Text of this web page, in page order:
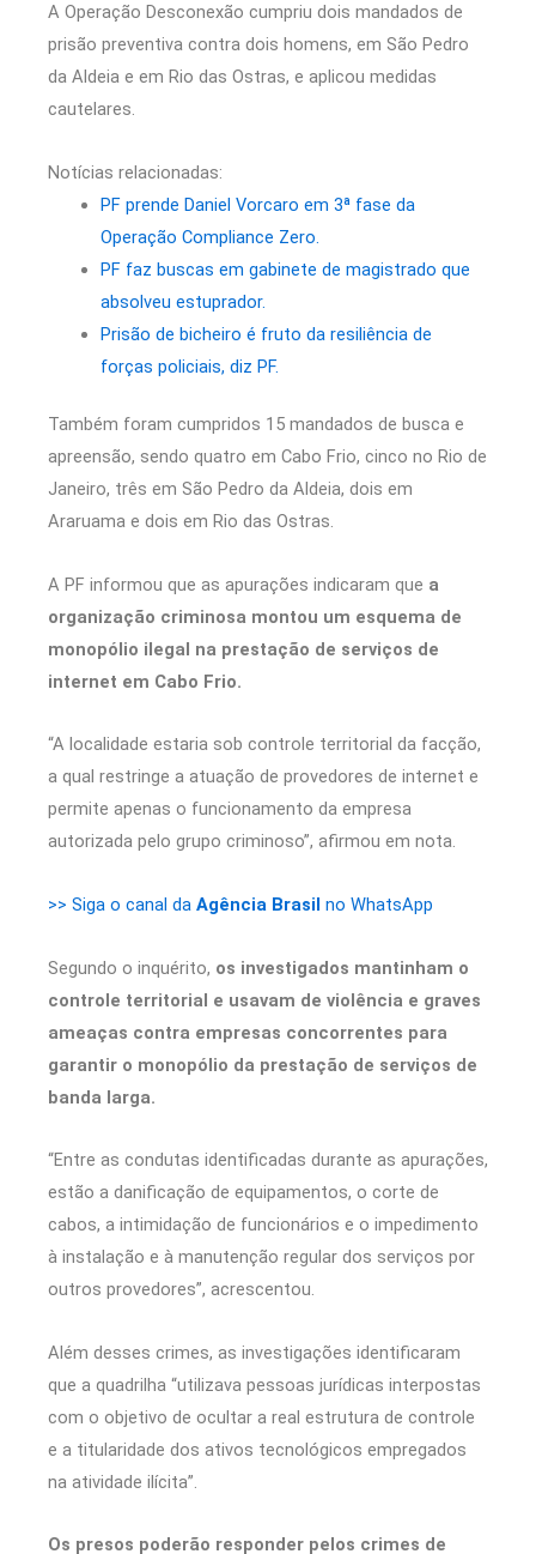
A Operação Desconexão cumpriu dois mandados de
prisão preventiva contra dois homens, em São Pedro
da Aldeia e em Rio das Ostras, e aplicou medidas
cautelares.
Notícias relacionadas:
PF prende Daniel Vorcaro em 3ª fase da
Operação Compliance Zero.
PF faz buscas em gabinete de magistrado que
absolveu estuprador.
Prisão de bicheiro é fruto da resiliência de
forças policiais, diz PF.
Também foram cumpridos 15 mandados de busca e
apreensão, sendo quatro em Cabo Frio, cinco no Rio de
Janeiro, três em São Pedro da Aldeia, dois em
Araruama e dois em Rio das Ostras.
A PF informou que as apurações indicaram que a
organização criminosa montou um esquema de
monopólio ilegal na prestação de serviços de
internet em Cabo Frio.
“A localidade estaria sob controle territorial da facção,
a qual restringe a atuação de provedores de internet e
permite apenas o funcionamento da empresa
autorizada pelo grupo criminoso”, afirmou em nota.
>> Siga o canal da Agência Brasil no WhatsApp
Segundo o inquérito, os investigados mantinham o
controle territorial e usavam de violência e graves
ameaças contra empresas concorrentes para
garantir o monopólio da prestação de serviços de
banda larga.
“Entre as condutas identificadas durante as apurações,
estão a danificação de equipamentos, o corte de
cabos, a intimidação de funcionários e o impedimento
à instalação e à manutenção regular dos serviços por
outros provedores”, acrescentou.
Além desses crimes, as investigações identificaram
que a quadrilha “utilizava pessoas jurídicas interpostas
com o objetivo de ocultar a real estrutura de controle
e a titularidade dos ativos tecnológicos empregados
na atividade ilícita”.
Os presos poderão responder pelos crimes de